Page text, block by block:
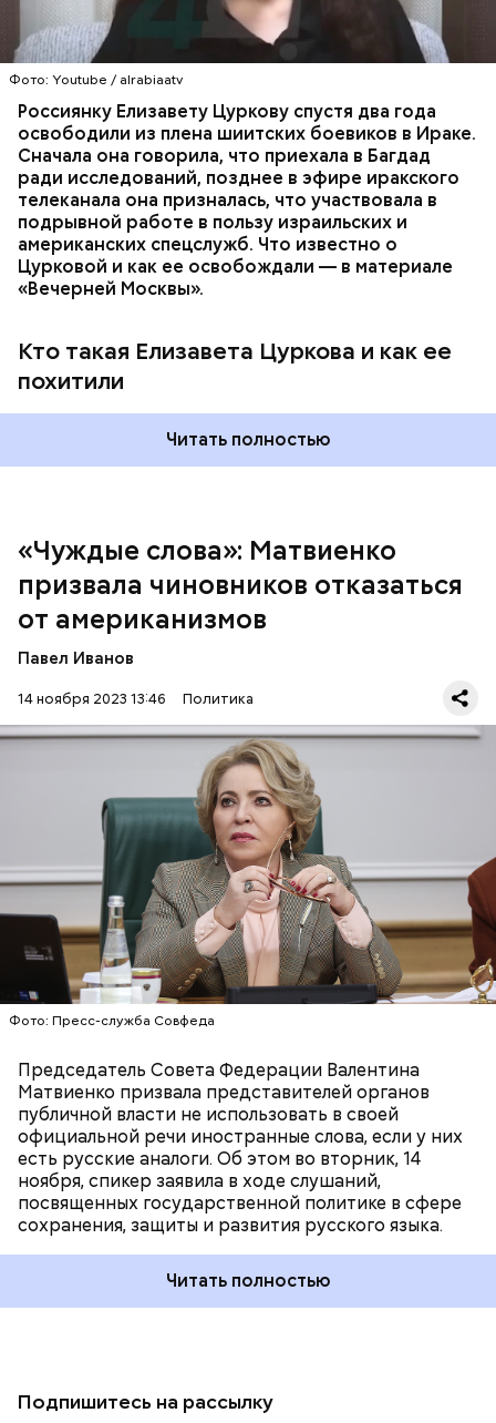
Фото: Youtube / alrabiaatv
Россиянку Елизавету Цуркову спустя два года
освободили из плена шиитских боевиков в Ираке.
Сначала она говорила, что приехала в Багдад
ради исследований, позднее в эфире иракского
телеканала она призналась, что участвовала в
подрывной работе в пользу израильских и
американских спецслужб. Что известно о
Цурковой и как ее освобождали — в материале
«Вечерней Москвы».
Кто такая Елизавета Цуркова и как ее
похитили
группировок и ведет популярный тематический
блог. Цуркова родилась в России, однако, когда ей
исполнилось четыре года, ее семья перебралась
жить в Израиль.
Читать полностью
ПОХИЩЕНИЯ США
ИЗРАИЛЬ
ЗАЛОЖНИКИ
«Чуждые слова»: Матвиенко
призвала чиновников отказаться
от американизмов
Павел Иванов
14 ноября 2023 13:46 Политика
Фото: Пресс-служба Совфеда
Председатель Совета Федерации Валентина
Матвиенко призвала представителей органов
публичной власти не использовать в своей
официальной речи иностранные слова, если у них
есть русские аналоги. Об этом во вторник, 14
ноября, спикер заявила в ходе слушаний,
посвященных государственной политике в сфере
сохранения, защиты и развития русского языка.
— Чуждые слова используются в официальной
речи без надобности при наличии устоявшихся
русских соответствий, — заявила Матвиенко.
Председатель выделила термины «модератор»,
«дедлайн», «кофебрейк» и призвала их заменить на
их использование выглядит совершенно неуместно
и с этим нужно бороться.
Спикер Совфеда заявила, что необходимо начать
борьбу с органов публичной власти. Чиновникам
необходимо следить за своей речью и
содержанием документов. Матвиенко в
подтверждение своих слов привела цитату
советского и российского лингвиста Людмилы
Вербицкой: «Давайте говорить и писать по-русски
правильно».
Читать полностью
РУССКИЙ ЯЗЫК
ЧИНОВНИКИ
ВАЛЕНТИНА МАТВИЕНКО
Подпишитесь на рассылку